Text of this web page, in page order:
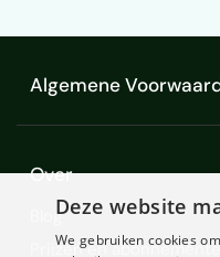
Algemene
Over
Blog
Prijzen en
Deze website
We gebruiken cookies